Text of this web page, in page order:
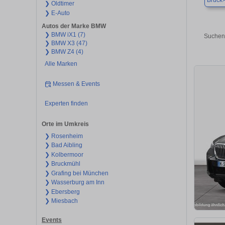
❯ Oldtimer
❯ E-Auto
Autos der Marke BMW
❯ BMW iX1 (7)
❯ BMW X3 (47)
❯ BMW Z4 (4)
Alle Marken
Messen & Events
Experten finden
Orte im Umkreis
❯ Rosenheim
❯ Bad Aibling
❯ Kolbermoor
❯ Bruckmühl
❯ Grafing bei München
❯ Wasserburg am Inn
❯ Ebersberg
❯ Miesbach
Events